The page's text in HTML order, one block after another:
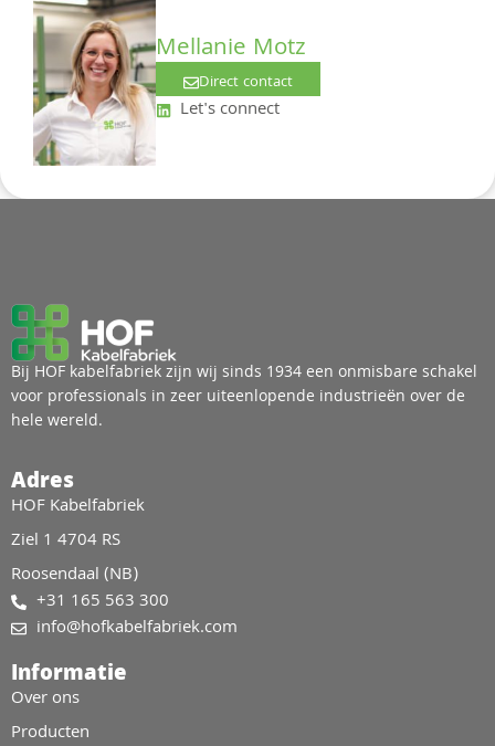
Mellanie Motz
Direct contact
Let's connect
Bij HOF kabelfabriek zijn wij sinds 1934 een onmisbare schakel
voor professionals in zeer uiteenlopende industrieën over de
hele wereld.
Adres
HOF Kabelfabriek
Ziel 1 4704 RS
Roosendaal (NB)
+31 165 563 300
info@hofkabelfabriek.com
Informatie
Over ons
Producten